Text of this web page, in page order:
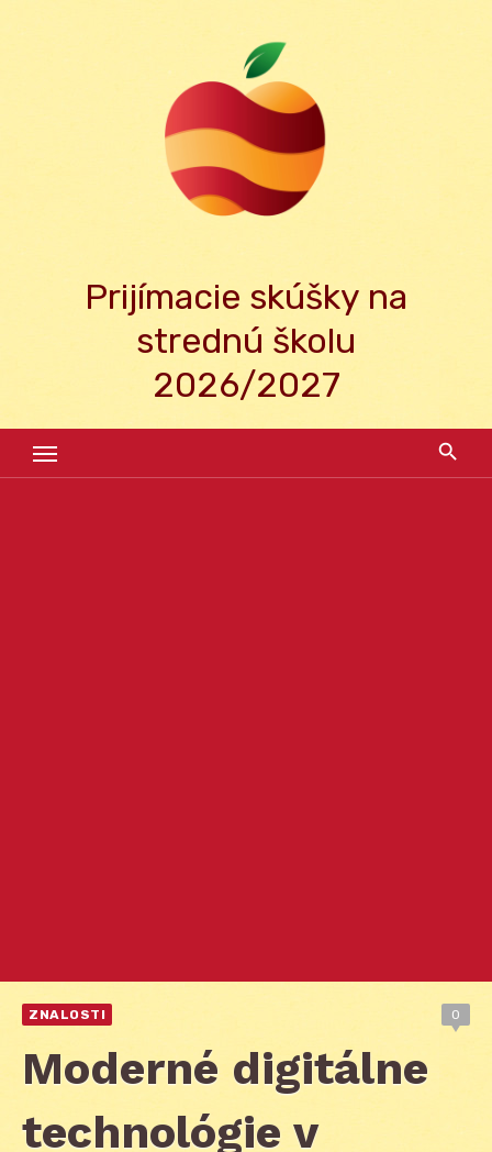
Prijímacie skúšky na
strednú školu
2026/2027
ZNALOSTI 0
Moderné digitálne
technológie v